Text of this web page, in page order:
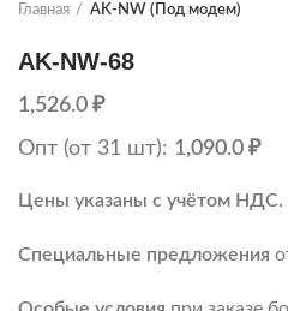
Главная AK-NW (Под модем)
AK-NW-68
1,526.0 ₽
Опт (от 31 шт): 1,090.0 ₽
Цены указаны с учётом НДС.
Специальные предложения